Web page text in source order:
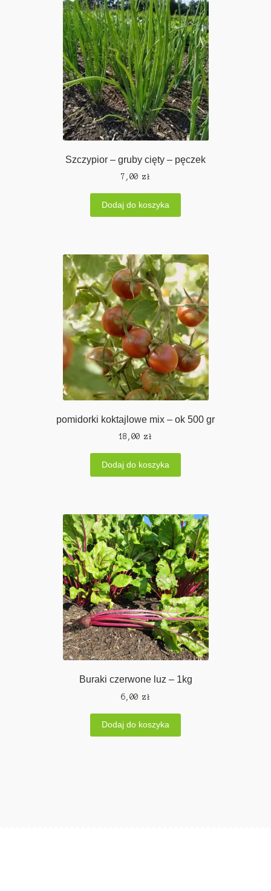
Szczypior – gruby cięty – pęczek
7,00 zł
Dodaj do koszyka
pomidorki koktajlowe mix – ok 500 gr
18,00 zł
Dodaj do koszyka
Buraki czerwone luz – 1kg
6,00 zł
Dodaj do koszyka